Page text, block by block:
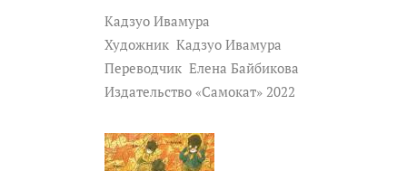
Кадзуо Ивамура
Художник Кадзуо Ивамура
Переводчик Елена Байбикова
Издательство «Самокат» 2022